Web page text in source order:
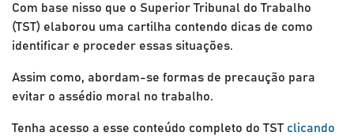
Com base nisso que o Superior Tribunal do Trabalho
(TST) elaborou uma cartilha contendo dicas de como
identificar e proceder essas situações.
Assim como, abordam-se formas de precaução para
evitar o assédio moral no trabalho.
Tenha acesso a esse conteúdo completo do TST clicando